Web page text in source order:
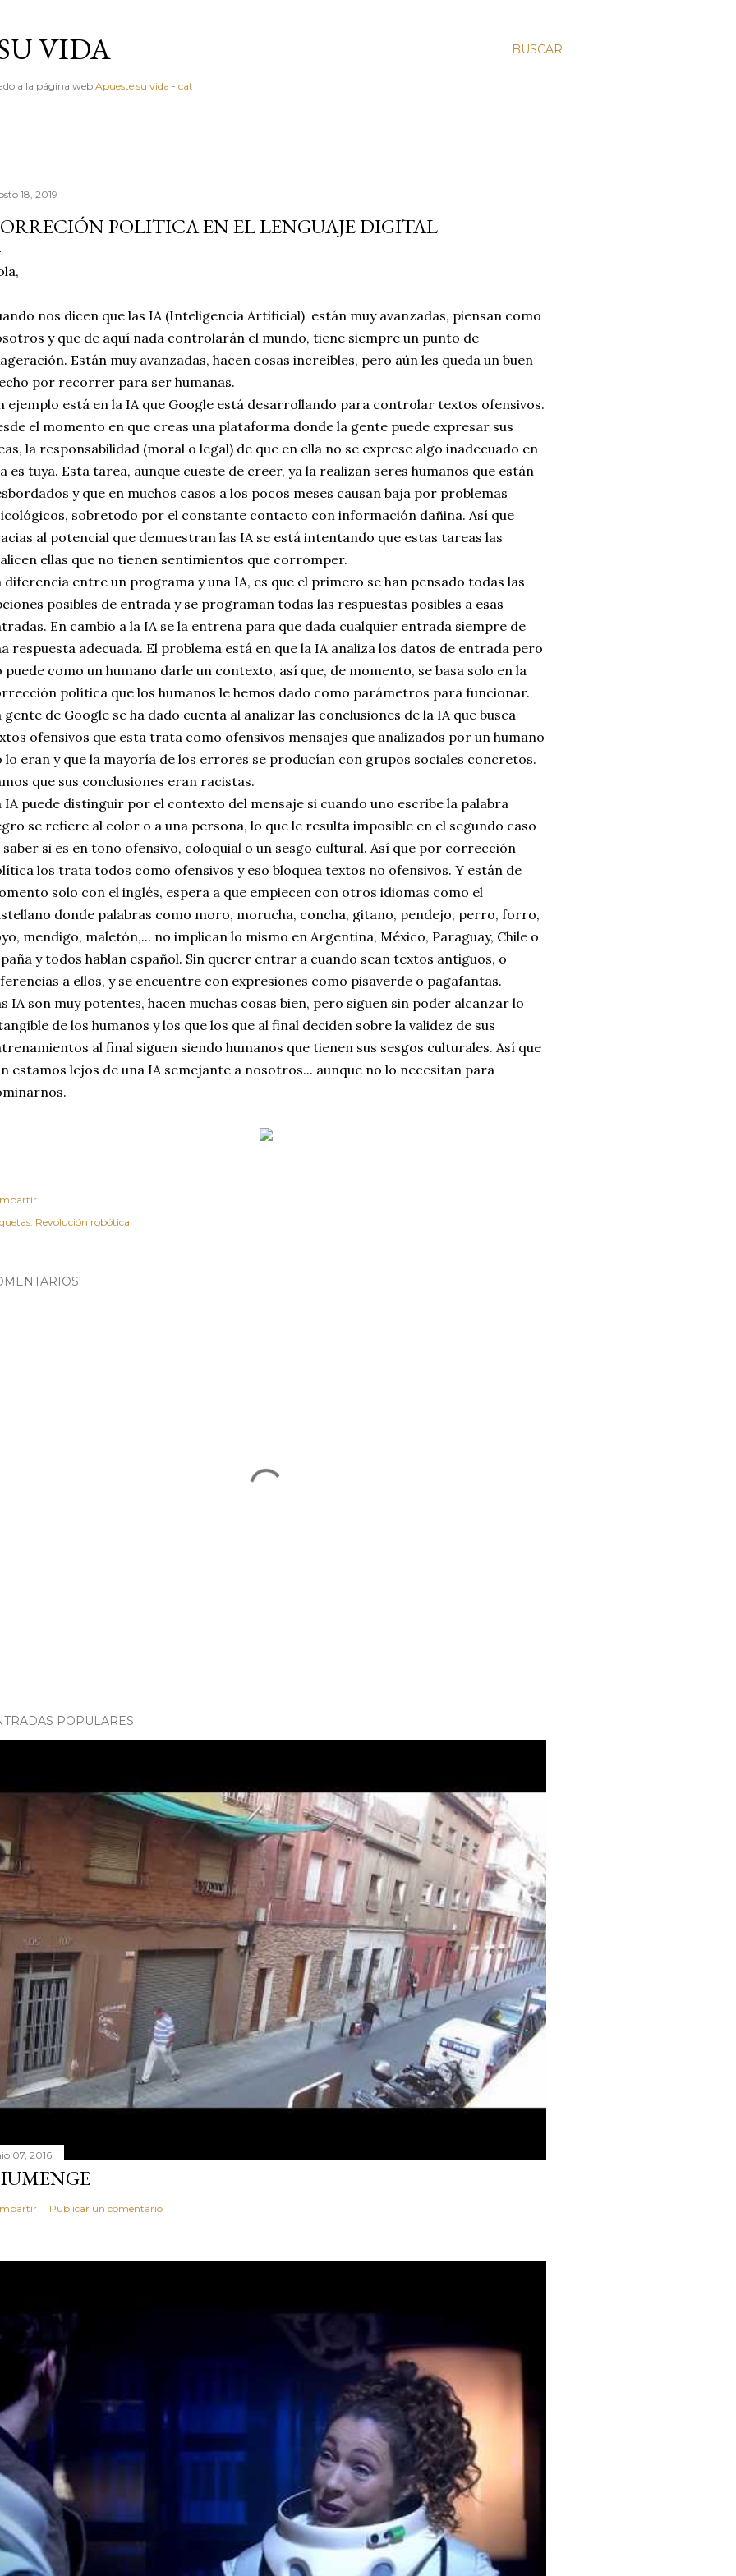
BUSCAR
VIDA
a la página web Apueste su vida - cat
18, 2019
POLITICA EN EL LENGUAJE DIGITAL
nos dicen que las IA (Inteligencia Artificial) están muy avanzadas, piensan como
y que de aquí nada controlarán el mundo, tiene siempre un punto de
Están muy avanzadas, hacen cosas increíbles, pero aún les queda un buen
por recorrer para ser humanas.
ejemplo está en la IA que Google está desarrollando para controlar textos ofensivos.
el momento en que creas una plataforma donde la gente puede expresar sus
la responsabilidad (moral o legal) de que en ella no se exprese algo inadecuado en
es tuya. Esta tarea, aunque cueste de creer, ya la realizan seres humanos que están
y que en muchos casos a los pocos meses causan baja por problemas
sobretodo por el constante contacto con información dañina. Así que
al potencial que demuestran las IA se está intentando que estas tareas las
ellas que no tienen sentimientos que corromper.
diferencia entre un programa y una IA, es que el primero se han pensado todas las
posibles de entrada y se programan todas las respuestas posibles a esas
En cambio a la IA se la entrena para que dada cualquier entrada siempre de
respuesta adecuada. El problema está en que la IA analiza los datos de entrada pero
puede como un humano darle un contexto, así que, de momento, se basa solo en la
política que los humanos le hemos dado como parámetros para funcionar.
gente de Google se ha dado cuenta al analizar las conclusiones de la IA que busca
ofensivos que esta trata como ofensivos mensajes que analizados por un humano
lo eran y que la mayoría de los errores se producían con grupos sociales concretos.
que sus conclusiones eran racistas.
IA puede distinguir por el contexto del mensaje si cuando uno escribe la palabra
se refiere al color o a una persona, lo que le resulta imposible en el segundo caso
saber si es en tono ofensivo, coloquial o un sesgo cultural. Así que por corrección
los trata todos como ofensivos y eso bloquea textos no ofensivos. Y están de
solo con el inglés, espera a que empiecen con otros idiomas como el
donde palabras como moro, morucha, concha, gitano, pendejo, perro, forro,
mendigo, maletón,... no implican lo mismo en Argentina, México, Paraguay, Chile o
y todos hablan español. Sin querer entrar a cuando sean textos antiguos, o
a ellos, y se encuentre con expresiones como pisaverde o pagafantas.
IA son muy potentes, hacen muchas cosas bien, pero siguen sin poder alcanzar lo
de los humanos y los que los que al final deciden sobre la validez de sus
al final siguen siendo humanos que tienen sus sesgos culturales. Así que
estamos lejos de una IA semejante a nosotros... aunque no lo necesitan para
Revolución robótica
POPULARES
07, 2016
Publicar un comentario